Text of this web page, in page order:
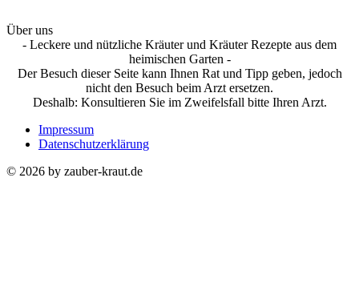
Über uns
- Leckere und nützliche Kräuter und Kräuter Rezepte aus dem
heimischen Garten -
Der Besuch dieser Seite kann Ihnen Rat und Tipp geben, jedoch
nicht den Besuch beim Arzt ersetzen.
Deshalb: Konsultieren Sie im Zweifelsfall bitte Ihren Arzt.
Impressum
Datenschutzerklärung
© 2026 by zauber-kraut.de